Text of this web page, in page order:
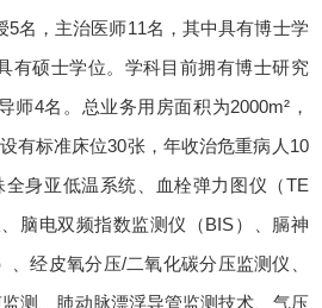
5名，主治医师11名，其中具有博士学
有硕士学位。学科目前拥有博士研究
师4名。总业务用房面积为2000m²，
有标准床位30张，年收治危重病人10
身亚低温系统、血栓弹力图仪（TE
脑电双频指数监测仪（BIS）、膈神
、经皮氧分压/二氧化碳分压监测仪、
测、肺动脉漂浮导管监测技术、气压